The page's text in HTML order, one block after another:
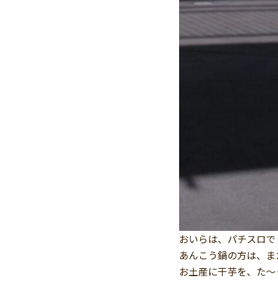
おいらは、パチスロ
あんこう鍋の方は、
お土産に干芋を、た～